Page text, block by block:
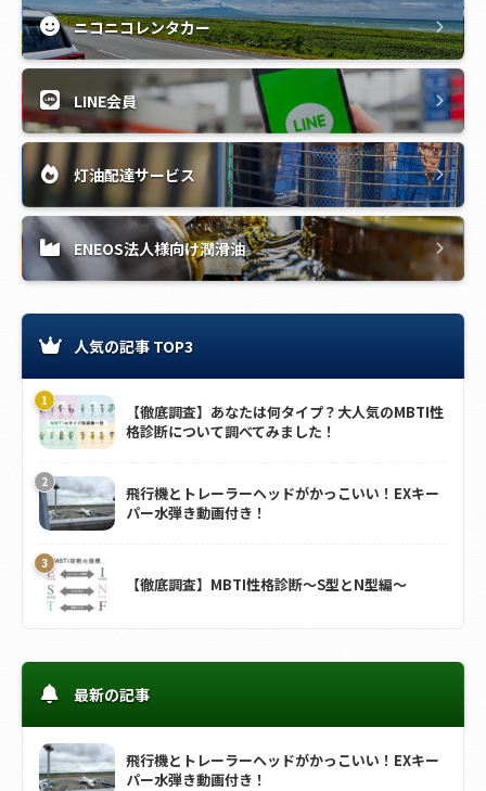
ニコニコレンタカー
LINE会員
灯油配達サービス
ENEOS法人様向け潤滑油
人気の記事 TOP3
【徹底調査】あなたは何タイプ？大人気のMBTI性
格診断について調べてみました！
飛行機とトレーラーヘッドがかっこいい！EXキー
パー水弾き動画付き！
【徹底調査】MBTI性格診断～S型とN型編～
最新の記事
飛行機とトレーラーヘッドがかっこいい！EXキー
パー水弾き動画付き！